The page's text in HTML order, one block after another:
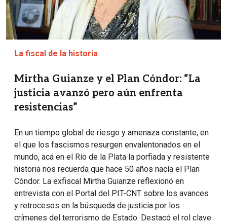
La fiscal de la historia
Mirtha Guianze y el Plan Cóndor: “La
justicia avanzó pero aún enfrenta
resistencias”
En un tiempo global de riesgo y amenaza constante, en
el que los fascismos resurgen envalentonados en el
mundo, acá en el Río de la Plata la porfiada y resistente
historia nos recuerda que hace 50 años nacía el Plan
Cóndor. La exfiscal Mirtha Guianze reflexionó en
entrevista con el Portal del PIT-CNT sobre los avances
y retrocesos en la búsqueda de justicia por los
crímenes del terrorismo de Estado. Destacó el rol clave